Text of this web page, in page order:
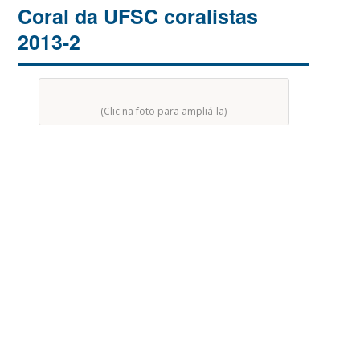
Coral da UFSC coralistas
2013-2
(Clic na foto para ampliá-la)